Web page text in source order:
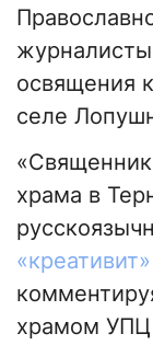
освящения
селе
храма в
храмом